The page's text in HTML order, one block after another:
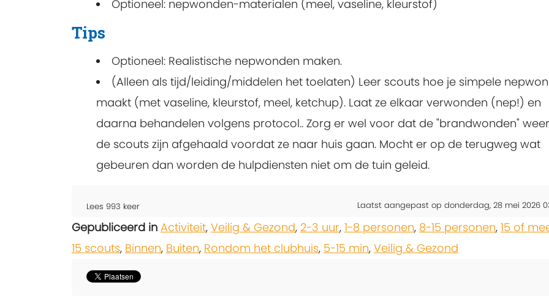
Optioneel: nepwonden-materialen (meel, vaseline, kleurstof)
Tips
Optioneel: Realistische nepwonden maken.
(Alleen als tijd/leiding/middelen het toelaten) Leer scouts hoe je simpele
maakt (met vaseline, kleurstof, meel, ketchup). Laat ze elkaar verwonden (nep!) en
daarna behandelen volgens protocol.. Zorg er wel voor dat de "brandwonden"
de scouts zijn afgehaald voordat ze naar huis gaan. Mocht er op de terugweg wat
gebeuren dan worden de hulpdiensten niet om de tuin geleid.
Lees 993 keer Laatst aangepast op donderdag, 28 mei 2026
Gepubliceerd in Activiteit, Veilig & Gezond, 2-3 uur, 1-8 personen, 8-15 personen, 15 of
15 scouts, Binnen, Buiten, Rondom het clubhuis, 5-15 min, Veilig & Gezond